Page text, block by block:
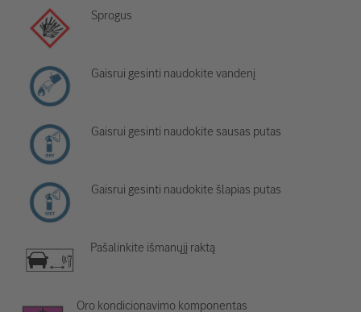
Sprogus
Gaisrui gesinti naudokite vandenį
Gaisrui gesinti naudokite sausas putas
Gaisrui gesinti naudokite šlapias putas
Pašalinkite išmanųjį raktą
Oro kondicionavimo komponentas